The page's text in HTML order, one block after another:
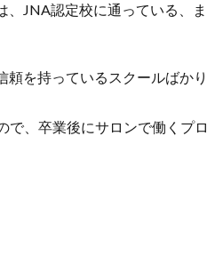
、JNA認定校に通っている、ま
を持っているスクールばかり
で、卒業後にサロンで働くプロ